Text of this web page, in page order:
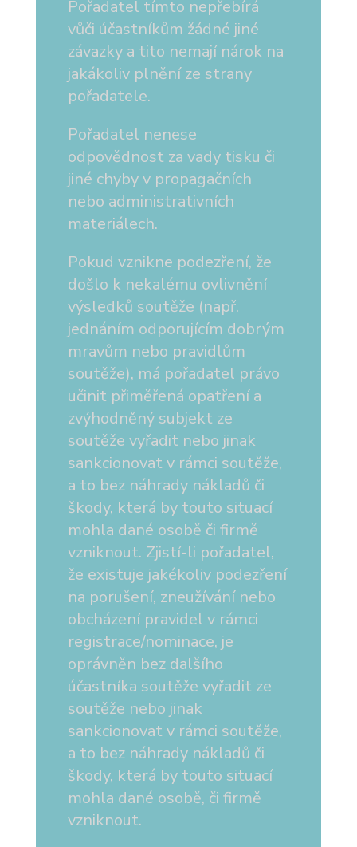
Pořadatel tímto nepřebírá
vůči účastníkům žádné jiné
závazky a tito nemají nárok na
jakákoliv plnění ze strany
pořadatele.
Pořadatel nenese
odpovědnost za vady tisku či
jiné chyby v propagačních
nebo administrativních
materiálech.
Pokud vznikne podezření, že
došlo k nekalému ovlivnění
výsledků soutěže (např.
jednáním odporujícím dobrým
mravům nebo pravidlům
soutěže), má pořadatel právo
učinit přiměřená opatření a
zvýhodněný subjekt ze
soutěže vyřadit nebo jinak
sankcionovat v rámci soutěže,
a to bez náhrady nákladů či
škody, která by touto situací
mohla dané osobě či firmě
vzniknout. Zjistí-li pořadatel,
že existuje jakékoliv podezření
na porušení, zneužívání nebo
obcházení pravidel v rámci
registrace/nominace, je
oprávněn bez dalšího
účastníka soutěže vyřadit ze
soutěže nebo jinak
sankcionovat v rámci soutěže,
a to bez náhrady nákladů či
škody, která by touto situací
mohla dané osobě, či firmě
vzniknout.